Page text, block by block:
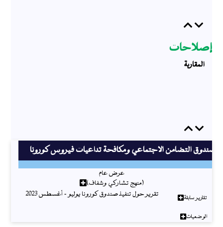
Previous
إصلاحات
المقاربة
Previous
صندوق التضامن الاجتماعي ومكافحة تداعيات فيروس كورونا
عرض عام
(منهج تشاركي وشفاف)
تقارير سابقة تقرير حول تنفيذ صندوق كورونا يوليو - أغسطس 2023
الوضعيات